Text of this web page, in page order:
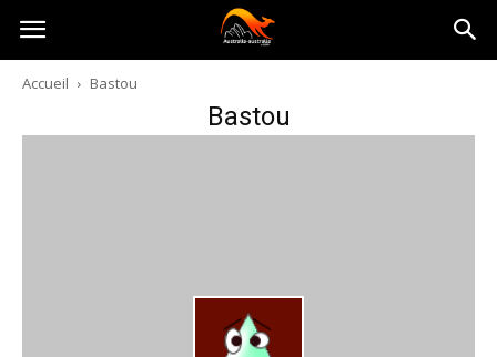
Australia-
australie.com
Accueil Bastou
Bastou